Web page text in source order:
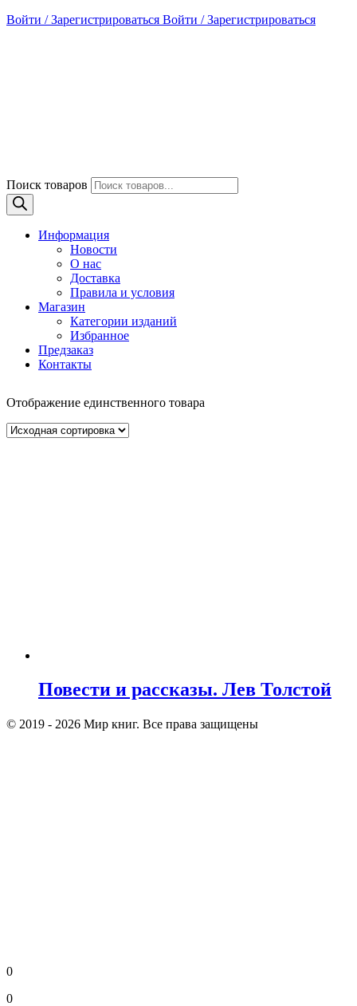
Войти / Зарегистрироваться Войти / Зарегистрироваться
Поиск товаров
Информация
Новости
О нас
Доставка
Правила и условия
Магазин
Категории изданий
Избранное
Предзаказ
Контакты
Отображение единственного товара
Повести и рассказы. Лев Толстой
© 2019 - 2026 Мир книг. Все права защищены
0
0